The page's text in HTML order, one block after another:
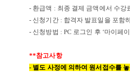
- 환급액 : 최종 결제 금액에서 수강
- 신청기간 : 합격자 발표일을 포함
- 신청방법 : PC 로그인 후 ‘마이페
**참고사항
- 별도 사정에 의하여 원서접수를